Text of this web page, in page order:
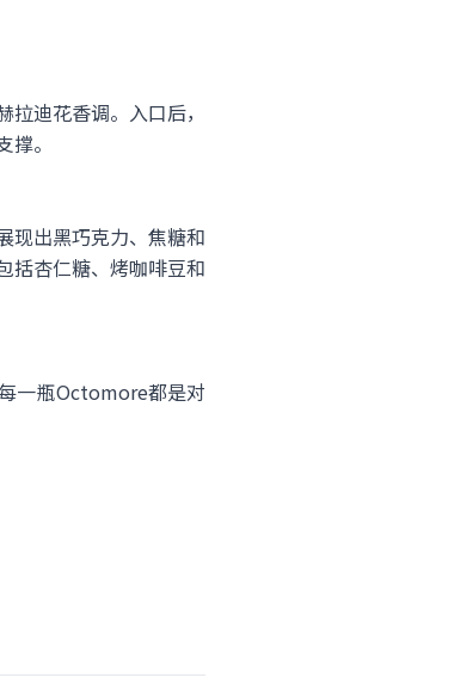
迪花香调。入口后，
。
现出黑巧克力、焦糖和
括杏仁糖、烤咖啡豆和
一瓶Octomore都是对